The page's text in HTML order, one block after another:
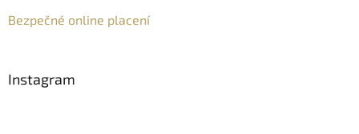
Bezpečné online placení
Instagram